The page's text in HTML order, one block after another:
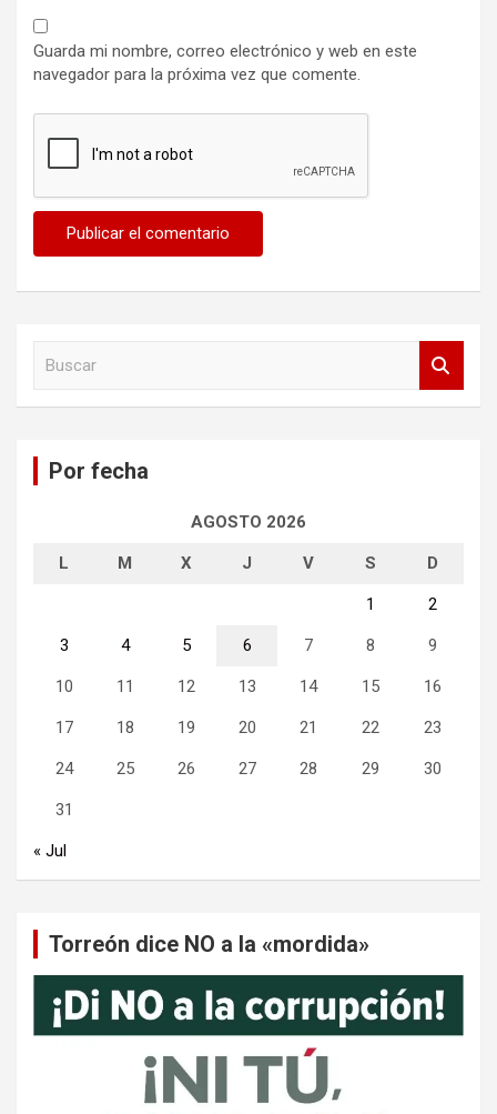
Guarda mi nombre, correo electrónico y web en este
navegador para la próxima vez que comente.
Por fecha
AGOSTO 2026
L M X J V S D
1 2
3 4 5 6 7 8 9
10 11 12 13 14 15 16
17 18 19 20 21 22 23
24 25 26 27 28 29 30
31
« Jul
Torreón dice NO a la «mordida»